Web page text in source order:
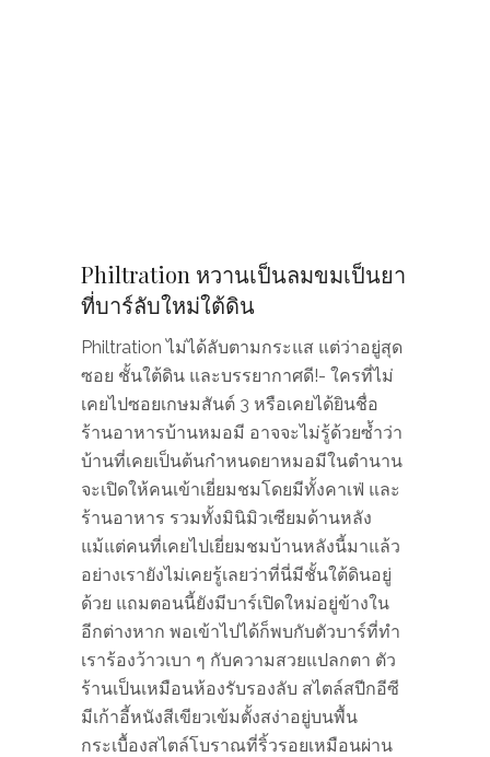
Philtration หวานเป็นลมขมเป็นยา
ที่บาร์ลับใหม่ใต้ดิน
Philtration ไม่ได้ลับตามกระแส แต่ว่าอยู่สุด
ซอย ชั้นใต้ดิน​ และบรรยากาศดี!- ใครที่ไม่
เคยไปซอยเกษมสันต์ 3 หรือเคยได้ยินชื่อ
ร้านอาหารบ้านหมอมี อาจจะไม่รู้ด้วยซ้ำว่า
บ้านที่เคยเป็นต้นกำหนดยาหมอมีในตำนาน
จะเปิดให้คนเข้าเยี่ยมชมโดยมีทั้งคาเฟ่ และ
ร้านอาหาร รวมทั้งมินิมิวเซียมด้านหลัง
แม้แต่คนที่เคยไปเยี่ยมชมบ้านหลังนี้มาแล้ว
อย่างเรายังไม่เคยรู้เลยว่าที่นี่มีชั้นใต้ดินอยู่
ด้วย แถมตอนนี้ยังมีบาร์เปิดใหม่อยู่ข้างใน
อีกต่างหาก พอเข้าไปได้ก็พบกับตัวบาร์ที่ทำ
เราร้องว้าวเบา ๆ กับความสวยแปลกตา ตัว
ร้านเป็นเหมือนห้องรับรองลับ สไตล์สปีกอีซี
มีเก้าอี้หนังสีเขียวเข้มตั้งสง่าอยู่บนพื้น
กระเบื้องสไตล์โบราณที่ริ้วรอยเหมือนผ่าน